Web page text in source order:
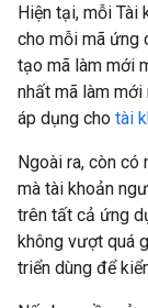
Hiện tại, mỗi Tài
cho mỗi mã ứng
tạo mã làm mới
nhất mã làm mới
áp dụng cho tài
Ngoài ra, còn có
mà tài khoản
trên tất cả ứng
không vượt quá
triển dùng để